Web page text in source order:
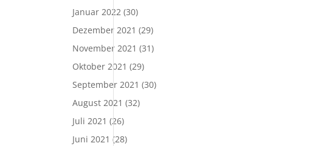
Januar 2022 (30)
Dezember 2021 (29)
November 2021 (31)
Oktober 2021 (29)
September 2021 (30)
August 2021 (32)
Juli 2021 (26)
Juni 2021 (28)